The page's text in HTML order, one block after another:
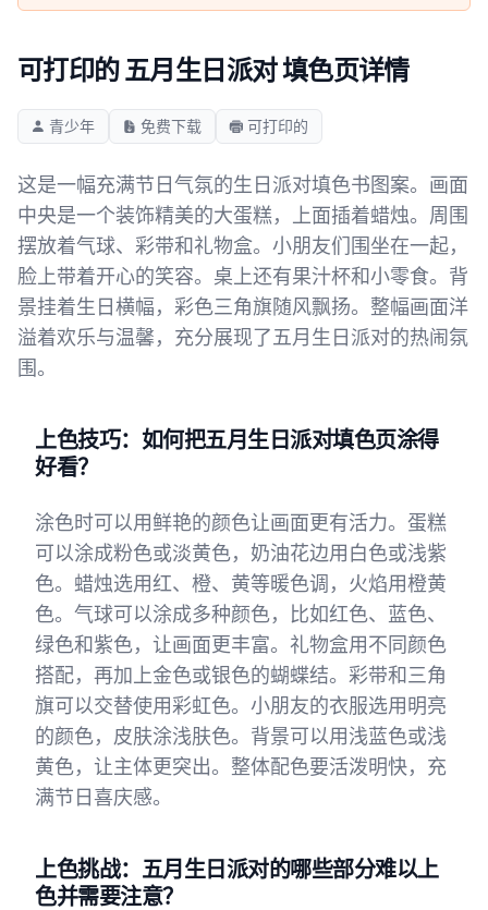
可打印的 五月生日派对 填色页详情
青少年 免费下载 可打印的
这是一幅充满节日气氛的生日派对填色书图案。画面
中央是一个装饰精美的大蛋糕，上面插着蜡烛。周围
摆放着气球、彩带和礼物盒。小朋友们围坐在一起，
脸上带着开心的笑容。桌上还有果汁杯和小零食。背
景挂着生日横幅，彩色三角旗随风飘扬。整幅画面洋
溢着欢乐与温馨，充分展现了五月生日派对的热闹氛
围。
上色技巧：如何把五月生日派对填色页涂得
好看？
涂色时可以用鲜艳的颜色让画面更有活力。蛋糕
可以涂成粉色或淡黄色，奶油花边用白色或浅紫
色。蜡烛选用红、橙、黄等暖色调，火焰用橙黄
色。气球可以涂成多种颜色，比如红色、蓝色、
绿色和紫色，让画面更丰富。礼物盒用不同颜色
搭配，再加上金色或银色的蝴蝶结。彩带和三角
旗可以交替使用彩虹色。小朋友的衣服选用明亮
的颜色，皮肤涂浅肤色。背景可以用浅蓝色或浅
黄色，让主体更突出。整体配色要活泼明快，充
满节日喜庆感。
上色挑战：五月生日派对的哪些部分难以上
色并需要注意？